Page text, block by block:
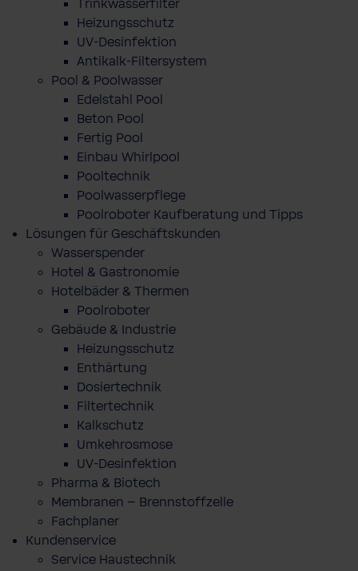
Trinkwasserfilter
Heizungsschutz
UV-Desinfektion
Antikalk-Filtersystem
Pool & Poolwasser
Edelstahl Pool
Beton Pool
Fertig Pool
Einbau Whirlpool
Pooltechnik
Poolwasserpflege
Poolroboter Kaufberatung und Tipps
Lösungen für Geschäftskunden
Wasserspender
Hotel & Gastronomie
Hotelbäder & Thermen
Poolroboter
Gebäude & Industrie
Heizungsschutz
Enthärtung
Dosiertechnik
Filtertechnik
Kalkschutz
Umkehrosmose
UV-Desinfektion
Pharma & Biotech
Membranen – Brennstoffzelle
Fachplaner
Kundenservice
Service Haustechnik